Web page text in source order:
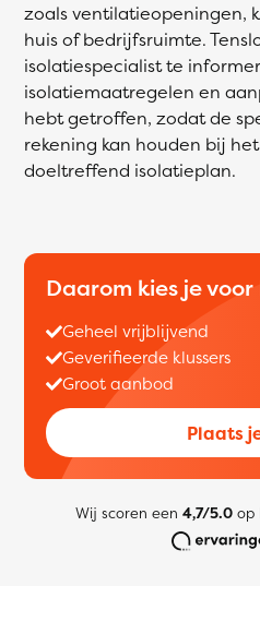
zoals ventilatieopeningen,
huis of bedrijfsruimte.
isolatiespecialist te
isolatiemaatregelen en
hebt getroffen, zodat de
rekening kan houden bij
doeltreffend isolatieplan.
Daarom kies je
Geheel vrijblijvend
Geverifieerde klussers
Groot aanbod
Plaats
Wij scoren een 4,7/5.0op